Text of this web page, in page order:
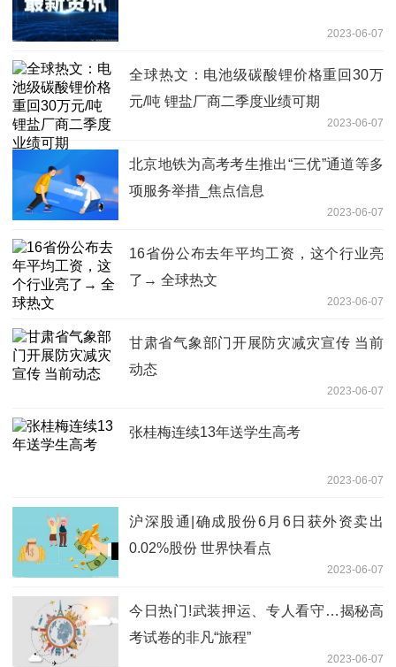
2023-06-07
全球热文：电池级碳酸锂价格重回30万
元/吨 锂盐厂商二季度业绩可期
2023-06-07
北京地铁为高考考生推出“三优”通道等多
项服务举措_焦点信息
2023-06-07
16省份公布去年平均工资，这个行业亮
了→ 全球热文
2023-06-07
甘肃省气象部门开展防灾减灾宣传 当前
动态
2023-06-07
张桂梅连续13年送学生高考
2023-06-07
沪深股通|确成股份6月6日获外资卖出
0.02%股份 世界快看点
2023-06-07
今日热门!武装押运、专人看守…揭秘高
考试卷的非凡“旅程”
2023-06-07